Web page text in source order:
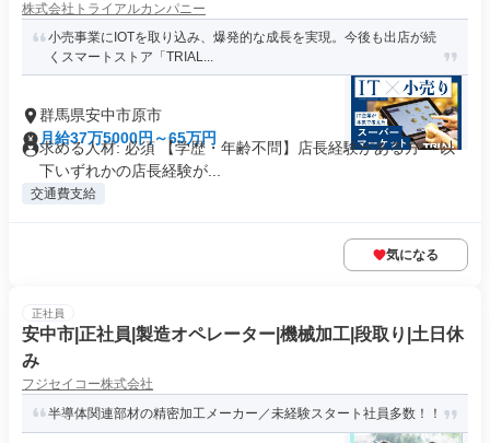
株式会社トライアルカンパニー
小売事業にIOTを取り込み、爆発的な成長を実現。今後も出店が続
くスマートストア「TRIAL...
群馬県安中市原市
月給37万5000円～65万円
求める人材: 必須 【学歴・年齢不問】店長経験がある方 ～以
下いずれかの店長経験が...
交通費支給
気になる
正社員
安中市|正社員|製造オペレーター|機械加工|段取り|土日休
み
フジセイコー株式会社
半導体関連部材の精密加工メーカー／未経験スタート社員多数！！